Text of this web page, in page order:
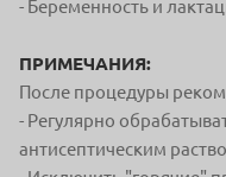
- Беременность и
ПРИМЕЧАНИЯ:
После процедуры
- Регулярно
антисептическим